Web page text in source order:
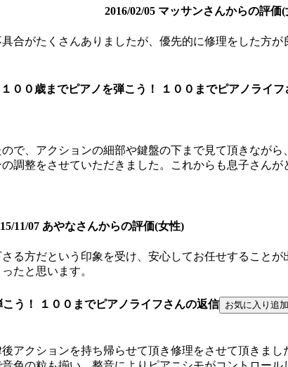
2016/02/05 マッサンさんからの評価
合がたくさんありましたが、優先的に修理をした方
１００歳までピアノを弾こう！ １００までピアノライフ
で、アクションの細部や鍵盤の下まで見て頂きながら
調整をさせていただきました。これからも息子さん
11/07 あやなさんからの評価(女性)
る方だという印象を受け、安心してお任せすることが
たと思います。
う！ １００までピアノライフさんの返信
アクションを持ち帰らせて頂き修理をさせて頂きまし